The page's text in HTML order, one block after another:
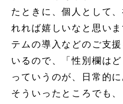
たときに、個人として
れれば嬉しいなと思い
テムの導入などのご支
いるので、「性別欄は
っていうのが、日常的
そういったところでも